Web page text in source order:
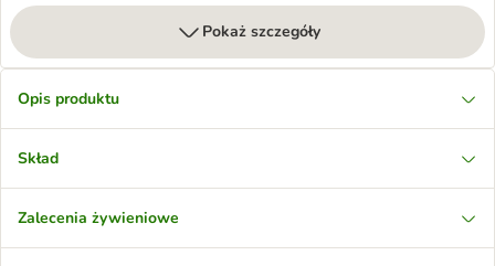
Pokaż szczegóły
Opis produktu
Skład
Zalecenia żywieniowe